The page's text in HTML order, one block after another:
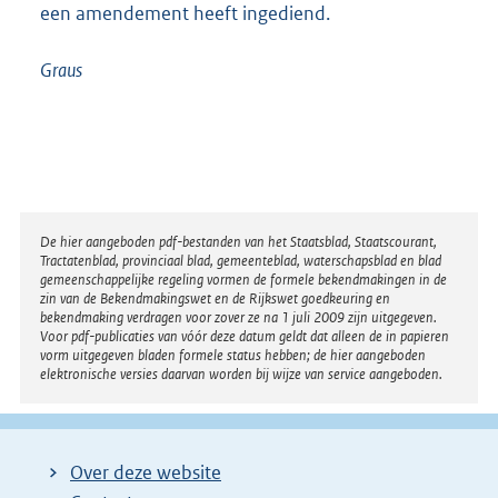
een amendement heeft ingediend.
Graus
Disclaimer
De hier aangeboden pdf-bestanden van het Staatsblad, Staatscourant,
Tractatenblad, provinciaal blad, gemeenteblad, waterschapsblad en blad
gemeenschappelijke regeling vormen de formele bekendmakingen in de
zin van de Bekendmakingswet en de Rijkswet goedkeuring en
bekendmaking verdragen voor zover ze na 1 juli 2009 zijn uitgegeven.
Voor pdf-publicaties van vóór deze datum geldt dat alleen de in papieren
vorm uitgegeven bladen formele status hebben; de hier aangeboden
elektronische versies daarvan worden bij wijze van service aangeboden.
Over deze website